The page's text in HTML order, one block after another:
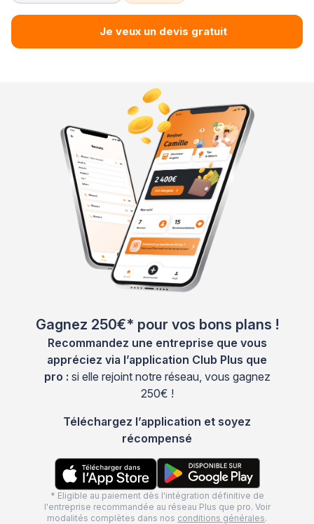
Je veux un devis gratuit
Gagnez 250€* pour vos bons plans !
Recommandez une entreprise que vous
appréciez via l’application Club Plus que
pro : si elle rejoint notre réseau, vous gagnez
250€ !
Téléchargez l’application et soyez
récompensé
* Eligible au paiement dès l'intégration définitive de
l'entreprise recommandée au réseau Plus que pro. Voir
modalités complètes dans nos conditions générales.